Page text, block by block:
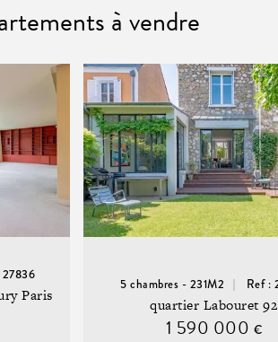
à vendre
27836
Paris
5 chambres - 231M2 Ref :
quartier Labouret 92
1 590 000 €